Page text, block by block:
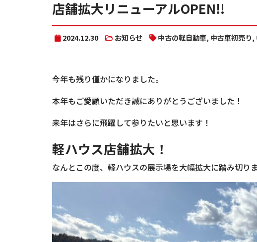
店舗拡大リニューアルOPEN!!
2024.12.30 お知らせ 中古の軽自動車, 中古車初売り,
今年も残り僅かになりました。
本年もご愛顧いただき誠にありがとうございました！
来年はさらに飛躍して参りたいと思います！
軽ハウス店舗拡大！
なんとこの度、軽ハウスの展示場を大幅拡大に踏み切り